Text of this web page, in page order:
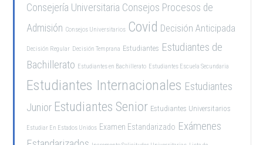
Consejería Universitaria Consejos Procesos de
Admisión Consejos Universitarios Covid Decisión Anticipada
Decisión Regular Decisión Temprana Estudiantes Estudiantes de
Bachillerato Estudiantes en Bachillerato Estudiantes Escuela Secundaria
Estudiantes Internacionales Estudiantes
Junior Estudiantes Senior Estudiantes Universitarios
Estudiar En Estados Unidos Examen Estandarizado Exámenes